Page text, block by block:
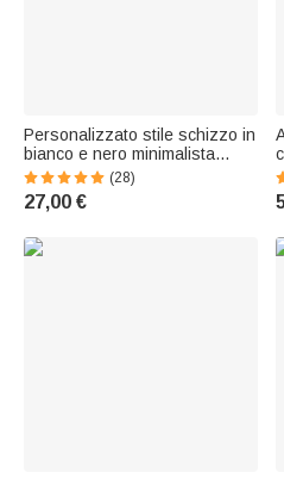
Personalizzato stile schizzo in
bianco e nero minimalista
stampe su tela deco
Matrimonio Anniversario
Regalo di inaugurazione per
(28)
27,00 €